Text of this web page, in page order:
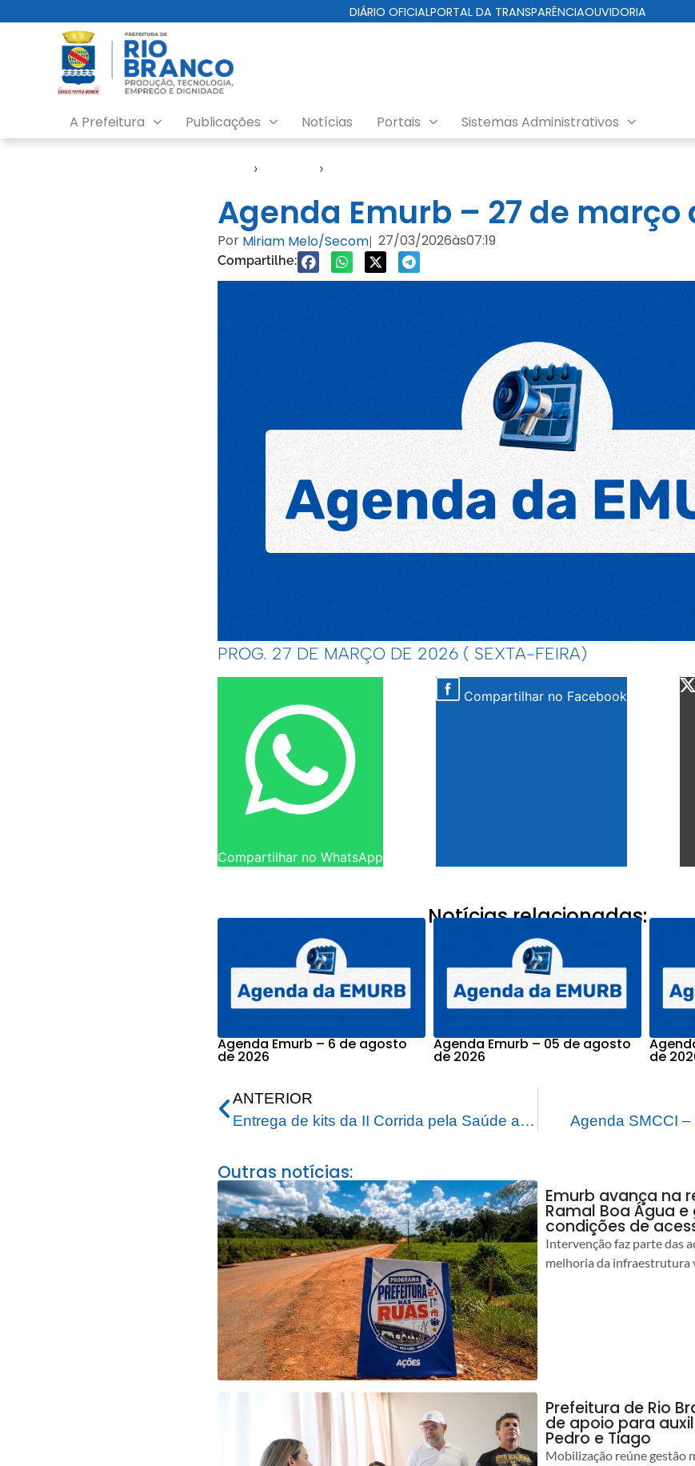
DIÁRIO OFICIALPORTAL DA TRANSPARÊNCIAOUVIDORIA
A Prefeitura Publicações Notícias Portais Sistemas Administrativos
› ›
Agenda Emurb – 27 de março
Por Miriam Melo/Secom| 27/03/2026às07:19
Compartilhe:
PROG. 27 DE MARÇO DE 2026 ( SEXTA-FEIRA)
Compartilhar no WhatsApp
Compartilhar no Facebook
Notícias relacionadas:
Agenda Emurb – 6 de agosto
de 2026
Agenda Emurb – 05 de agosto
de 2026 de
ANTERIOR
Entrega de kits da II Corrida pela Saúde acontece nesta sexta-feira (27), na Praça da Revolução
Agenda SMCCI
Outras notícias:
Emurb avança na
Ramal Boa Água
condições de
Intervenção faz parte das
melhoria da infraestrutura
Prefeitura de Rio
de apoio para
Pedro e Tiago
Mobilização reúne gestão